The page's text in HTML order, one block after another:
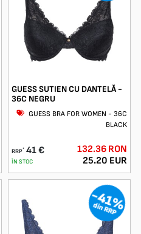
GUESS SUTIEN CU DANTELĂ -
36C NEGRU
GUESS BRA FOR WOMEN - 36C
BLACK
RRP* 41 €
ÎN STOC
132.36 RON
25.20 EUR
-41%
din RRP